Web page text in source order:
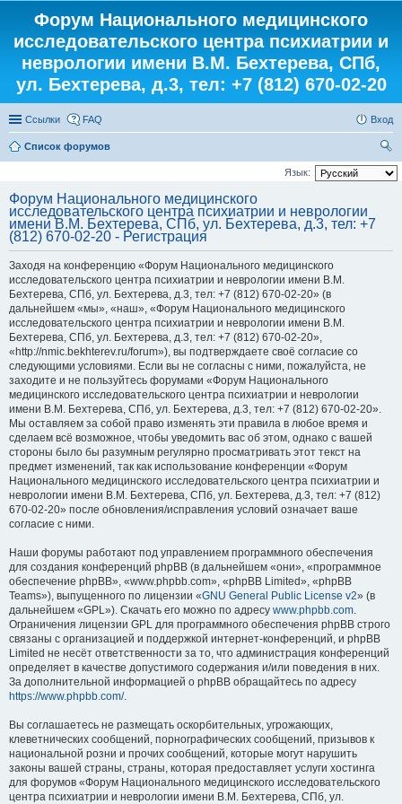
Форум Национального медицинского
исследовательского центра психиатрии и
неврологии имени В.М. Бехтерева, СПб,
ул. Бехтерева, д.3, тел: +7 (812) 670-02-20
Ссылки FAQ Вход
Список форумов
ои
Язык:
Форум Национального медицинского
исследовательского центра психиатрии и неврологии
имени В.М. Бехтерева, СПб, ул. Бехтерева, д.3, тел: +7
(812) 670-02-20 - Регистрация
Заходя на конференцию «Форум Национального медицинского
исследовательского центра психиатрии и неврологии имени В.М.
Бехтерева, СПб, ул. Бехтерева, д.3, тел: +7 (812) 670-02-20» (в
дальнейшем «мы», «наш», «Форум Национального медицинского
исследовательского центра психиатрии и неврологии имени В.М.
Бехтерева, СПб, ул. Бехтерева, д.3, тел: +7 (812) 670-02-20»,
«http://nmic.bekhterev.ru/forum»), вы подтверждаете своё согласие со
следующими условиями. Если вы не согласны с ними, пожалуйста, не
заходите и не пользуйтесь форумами «Форум Национального
медицинского исследовательского центра психиатрии и неврологии
имени В.М. Бехтерева, СПб, ул. Бехтерева, д.3, тел: +7 (812) 670-02-20».
Мы оставляем за собой право изменять эти правила в любое время и
сделаем всё возможное, чтобы уведомить вас об этом, однако с вашей
стороны было бы разумным регулярно просматривать этот текст на
предмет изменений, так как использование конференции «Форум
Национального медицинского исследовательского центра психиатрии и
неврологии имени В.М. Бехтерева, СПб, ул. Бехтерева, д.3, тел: +7 (812)
670-02-20» после обновления/исправления условий означает ваше
согласие с ними.
Наши форумы работают под управлением программного обеспечения
для создания конференций phpBB (в дальнейшем «они», «программное
обеспечение phpBB», «www.phpbb.com», «phpBB Limited», «phpBB
Teams»), выпущенного по лицензии «GNU General Public License v2» (в
дальнейшем «GPL»). Скачать его можно по адресу www.phpbb.com.
Ограничения лицензии GPL для программного обеспечения phpBB строго
связаны с организацией и поддержкой интернет-конференций, и phpBB
Limited не несёт ответственности за то, что администрация конференций
определяет в качестве допустимого содержания и/или поведения в них.
За дополнительной информацией о phpBB обращайтесь по адресу
https://www.phpbb.com/.
Вы соглашаетесь не размещать оскорбительных, угрожающих,
клеветнических сообщений, порнографических сообщений, призывов к
национальной розни и прочих сообщений, которые могут нарушить
законы вашей страны, страны, которая предоставляет услуги хостинга
для форумов «Форум Национального медицинского исследовательского
центра психиатрии и неврологии имени В.М. Бехтерева, СПб, ул.